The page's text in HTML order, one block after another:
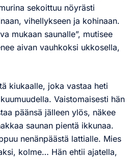
sekoittuu nöyrästi
vihellykseen ja kohinaan.
mukaan saunalle”, mutisee
aivan vauhkoksi ukkosella,
kiukaalle, joka vastaa heti
Vaistomaisesti hän
päänsä jälleen ylös, näkee
saunan pientä ikkunaa.
nenänpäästä lattialle. Mies
kolme… Hän ehtii ajatella,